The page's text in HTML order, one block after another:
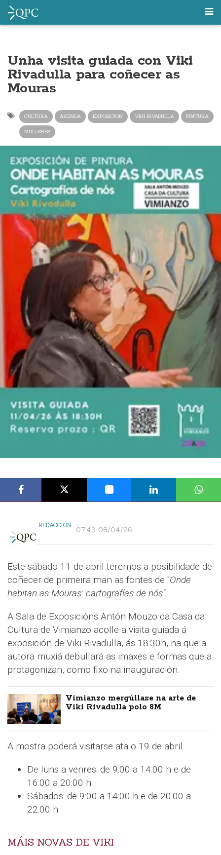
Unha visita guiada con Viki
Rivadulla para coñecer as
Mouras
CULTURA AXENDA EXPOSICION VIKI RIVADULLA PINTURA
MULLERES
REDACCIÓN 07:43 08/04/26
Este sábado 11 de abril teremos a posibilidade de
coñecer de primeira man as fontes de "Onde
habitan as Mouras: cartografías de nós".
A Sala de Exposicións Antón Mouzo da Casa da
Cultura de Vimianzo acolle a visita guiada á
exposición de Viki Rivadulla, ás 18:30h, na que a
autora muxiá debullará as imaxes e formas que a
protagonizan, como fixo na inauguración.
Vimianzo mergúllase na arte de
Viki Rivadulla polo 8M
A mostra poderá visitarse ata o 19 de abril.
De luns a venres: de 9:00 a 14:00 h e de
16:00 a 20:00 h
Sábados: de 9:00 a 14:00 h e de 20:00 a
22:00 h
MÁIS NOVAS DE VIKI